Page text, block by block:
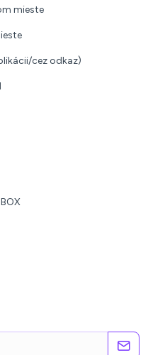
mieste
cez odkaz)